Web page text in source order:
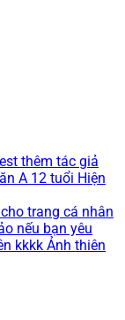
A 12 tuổi Hiện
nếu bạn yêu
kkkk Ảnh thiên